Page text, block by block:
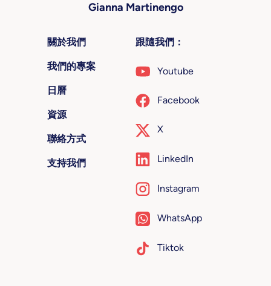
Gianna Martinengo
關於我們
我們的專案
日曆
資源
聯絡方式
支持我們
跟隨我們：
Youtube
Facebook
X
LinkedIn
Instagram
WhatsApp
Tiktok